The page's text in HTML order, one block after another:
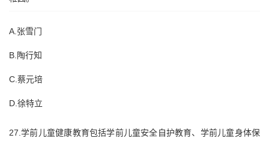
A.张雪门
B.陶行知
C.蔡元培
D.徐特立
27.学前儿童健康教育包括学前儿童安全自护教育、学前儿童身体保